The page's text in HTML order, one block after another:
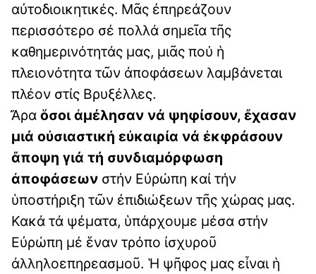
αὐτοδιοικητικές. Μᾶς ἐπηρεάζουν
περισσότερο σέ πολλά σημεῖα τῆς
καθημερινότητάς μας, μιᾶς πού ἡ
πλειονότητα τῶν ἀποφάσεων λαμβάνεται
πλέον στίς Βρυξέλλες.
Ἄρα ὅσοι ἀμέλησαν νά ψηφίσουν, ἔχασαν
μιά οὐσιαστική εὐκαιρία νά ἐκφράσουν
ἄποψη γιά τή συνδιαμόρφωση
ἀποφάσεων στήν Εὐρώπη καί τήν
ὑποστήριξη τῶν ἐπιδιώξεων τῆς χώρας μας.
Κακά τά ψέματα, ὑπάρχουμε μέσα στήν
Εὐρώπη μέ ἕναν τρόπο ἰσχυροῦ
ἀλληλοεπηρεασμοῦ. Ἡ ψῆφος μας εἶναι ἡ